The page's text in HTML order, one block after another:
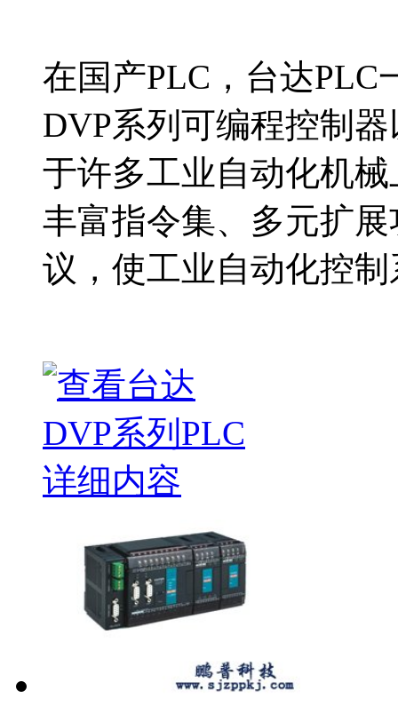
在国产PLC，台达PLC
DVP系列可编程控制
于许多工业自动化机
丰富指令集、多元扩
议，使工业自动化控